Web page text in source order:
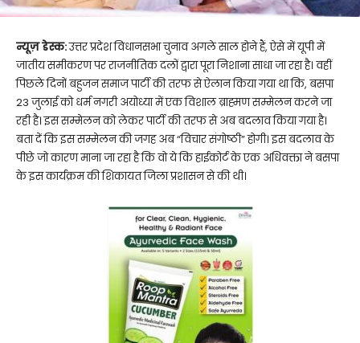
न्यूज़ डेस्क:उत्तर प्रदेश विधानसभा चुनाव अगले साल होने हैं, ऐसे में यूपी में
जातीय समीकरण पर राजनीतिक दलों द्वारा पूरा निशाना साधा जा रहा है। वहीं
पिछले दिनों बहुजन समाज पार्टी की तरफ से ऐलान किया गया था कि, बसपा
23 जुलाई को धर्म नगरी अयोध्या में एक विशाल ब्राह्मण सम्मेलन करने जा
रही है। इस सम्मेलन को लेकर पार्टी की तरफ से अब बदलाव किया गया है।
बता दें कि इस सम्मेलन की जगह अब “विचार संगोष्ठी” होगी। इस बदलाव के
पीछे जो कारण माना जा रहा है कि वो ये कि हाईकोर्ट के एक अधिवक्ता ने बसपा
के इस कार्यक्रम की शिकायत जिला प्रशासन से की थी।